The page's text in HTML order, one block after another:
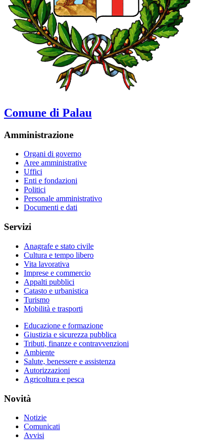
Comune di Palau
Amministrazione
Organi di governo
Aree amministrative
Uffici
Enti e fondazioni
Politici
Personale amministrativo
Documenti e dati
Servizi
Anagrafe e stato civile
Cultura e tempo libero
Vita lavorativa
Imprese e commercio
Appalti pubblici
Catasto e urbanistica
Turismo
Mobilità e trasporti
Educazione e formazione
Giustizia e sicurezza pubblica
Tributi, finanze e contravvenzioni
Ambiente
Salute, benessere e assistenza
Autorizzazioni
Agricoltura e pesca
Novità
Notizie
Comunicati
Avvisi